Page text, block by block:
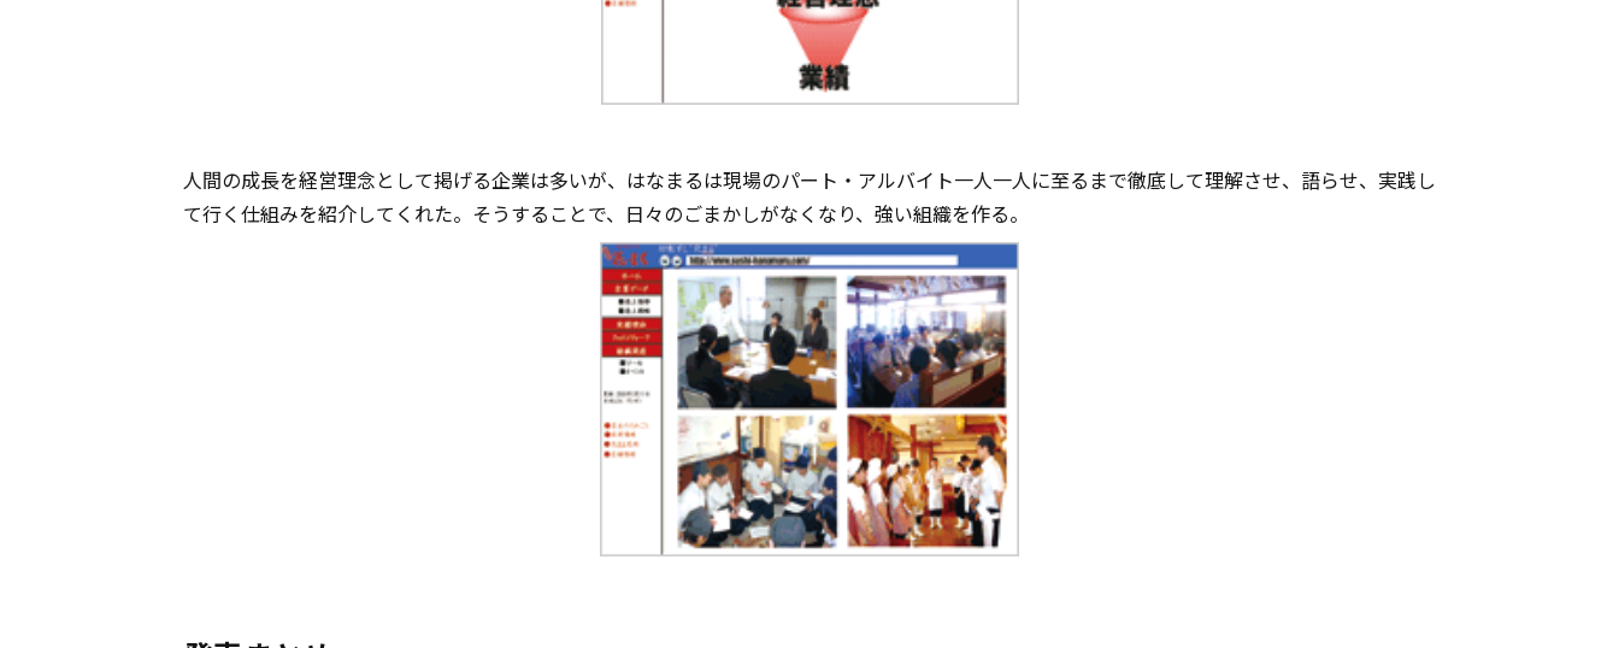
人間の成長を経営理念として掲げる企業は多いが、はなまるは現場のパート・アルバイト一人一人に至るまで徹底して理解させ、語らせ、実践し
て行く仕組みを紹介してくれた。そうすることで、日々のごまかしがなくなり、強い組織を作る。